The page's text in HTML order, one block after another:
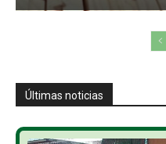
Últimas noticias